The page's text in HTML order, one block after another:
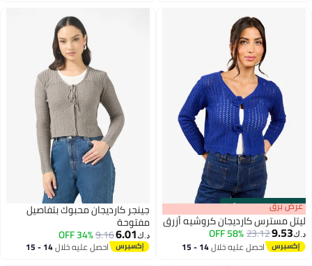
00m:00s
·
100% Left عرض برق
ليتل مسترس كارديجان كروشيه أزرق
د.ك‏9.53
23.12
58% OFF
احصل عليه خلال 14 - 15
جينجر كارديجان محبوك بتفاصيل
مفتوحة
د.ك‏6.01
9.16
34% OFF
احصل عليه خلال 14 - 15